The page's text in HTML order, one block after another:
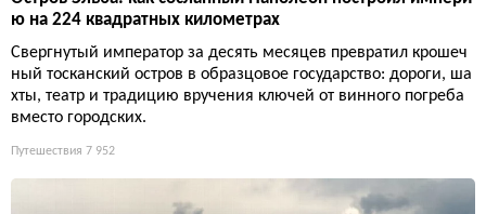
ю на 224 квадратных километрах
Свергнутый император за десять месяцев превратил крошеч
ный тосканский остров в образцовое государство: дороги, ша
хты, театр и традицию вручения ключей от винного погреба
вместо городских.
Путешествия 7 952